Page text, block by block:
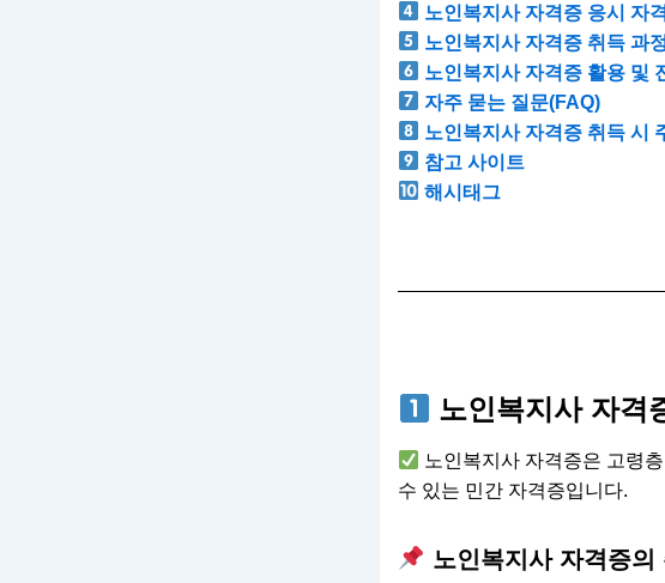
노인복지사 자격증 응시 자
노인복지사 자격증 취득 과
노인복지사 자격증 활용 및
자주 묻는 질문(FAQ)
노인복지사 자격증 취득 시
참고 사이트
해시태그
노인복지사 자격
노인복지사 자격증은 고령
수 있는 민간 자격증입니다.
노인복지사 자격증의